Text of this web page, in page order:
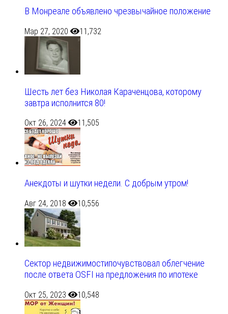
В Монреале объявлено чрезвычайное положение
Мар 27, 2020 11,732
Шесть лет без Николая Караченцова, которому
завтра исполнится 80!
Окт 26, 2024 11,505
Анекдоты и шутки недели. С добрым утром!
Авг 24, 2018 10,556
Сектор недвижимостипочувствовал облегчение
после ответа OSFI на предложения по ипотеке
Окт 25, 2023 10,548